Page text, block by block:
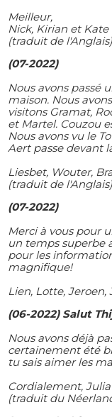
Meilleur,
Nick, Kirian et Kate
(traduit de l'Anglais)
(07-2022)
Nous avons passé
maison. Nous
visitons Gramat,
et Martel. Couzou
Nous avons vu le
Aert passe devant
Liesbet, Wouter,
(traduit de l'Anglais)
(07-2022)
Merci à vous pour
un temps superbe
pour les
magnifique!
Lien, Lotte,
(06-2022) Salut
Nous avons déjà
certainement été
tu sais aimer les
Cordialement, Julia
(traduit du